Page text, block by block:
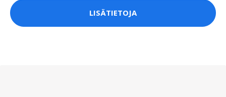
LISÄTIETOJA